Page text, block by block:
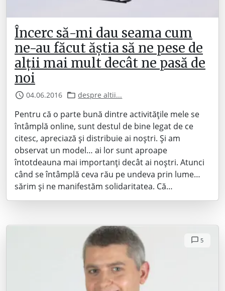
Încerc să-mi dau seama cum
ne-au făcut ăștia să ne pese de
alții mai mult decât ne pasă de
noi
04.06.2016 despre altii...
Pentru că o parte bună dintre activitățile mele se
întâmplă online, sunt destul de bine legat de ce
citesc, apreciază și distribuie ai noștri. Și am
observat un model… ai lor sunt aproape
întotdeauna mai importanți decât ai noștri. Atunci
când se întâmplă ceva rău pe undeva prin lume…
sărim și ne manifestăm solidaritatea. Că…
5